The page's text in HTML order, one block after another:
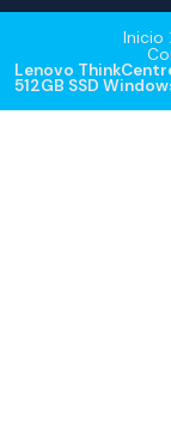
Inicio
Lenovo
512GB SSD